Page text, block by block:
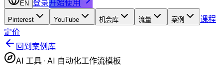
EN 登录开始使用
Pinterest YouTube 机会库 流量 案例
课程
定价
回到案例库
AI 工具·AI 自动化工作流模板